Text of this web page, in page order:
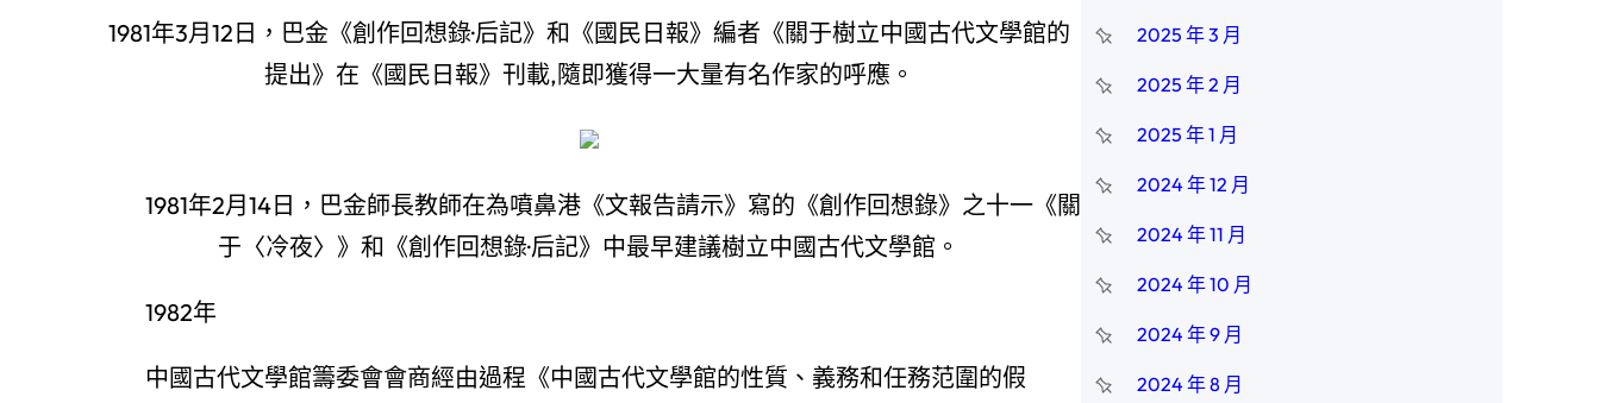
1981年3月12日，巴金《創作回想錄·后記》和《國民日報》編者《關于樹立中國古代文學館的
提出》在《國民日報》刊載,隨即獲得一大量有名作家的呼應。
1981年2月14日，巴金師長教師在為噴鼻港《文報告請示》寫的《創作回想錄》之十一《關
于〈冷夜〉》和《創作回想錄·后記》中最早建議樹立中國古代文學館。
1982年
中國古代文學館籌委會會商經由過程《中國古代文學館的性質、義務和任務范圍的假
2025 年 3 月
2025 年 2 月
2025 年 1 月
2024 年 12 月
2024 年 11 月
2024 年 10 月
2024 年 9 月
2024 年 8 月